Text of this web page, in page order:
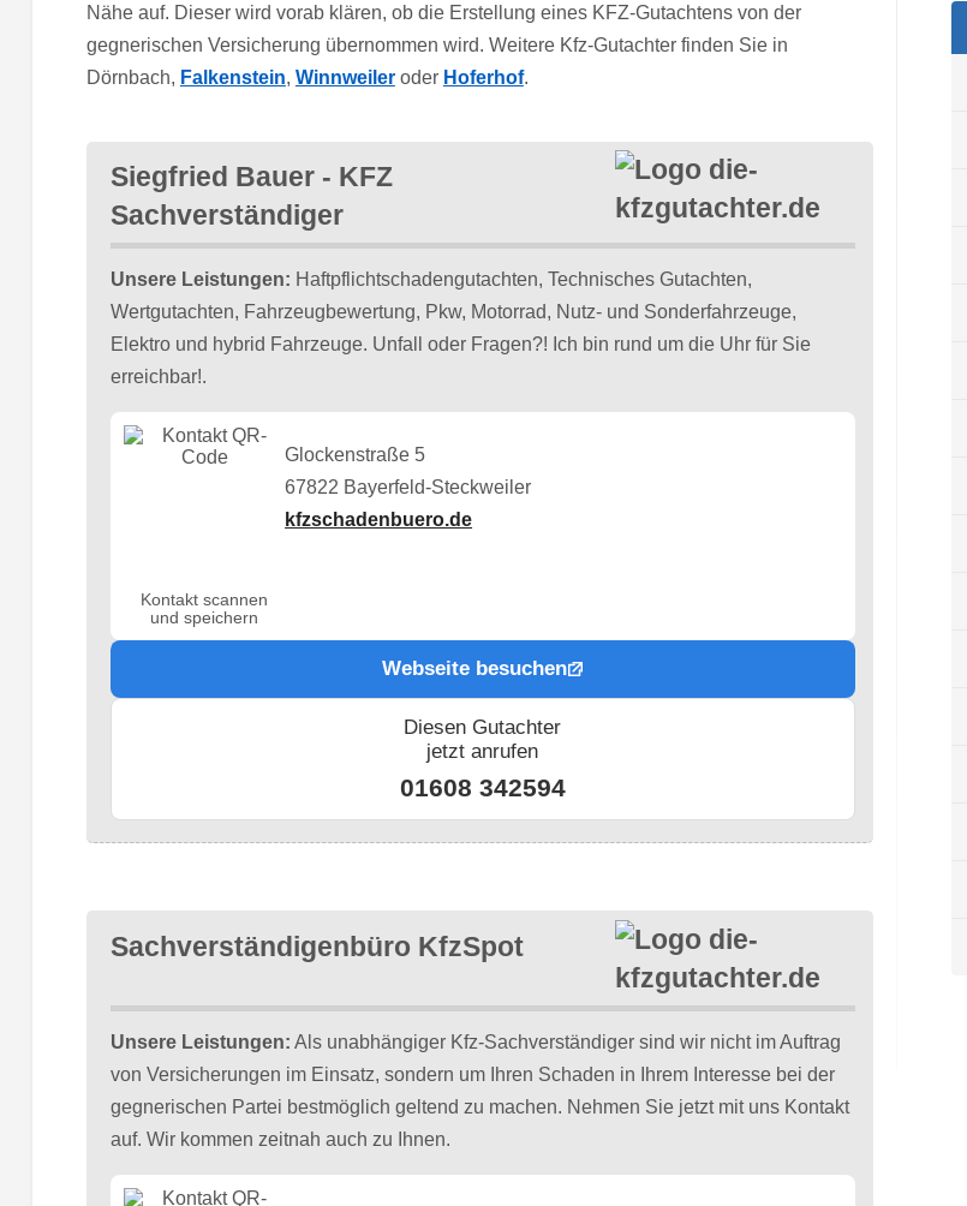
Nähe auf. Dieser wird vorab klären, ob die Erstellung eines KFZ-Gutachtens von der
gegnerischen Versicherung übernommen wird. Weitere Kfz-Gutachter finden Sie in
Dörnbach, Falkenstein, Winnweileroder Hoferhof.
Siegfried Bauer - KFZ
Sachverständiger
Unsere Leistungen: Haftpflichtschadengutachten, Technisches Gutachten,
Wertgutachten, Fahrzeugbewertung, Pkw, Motorrad, Nutz- und Sonderfahrzeuge,
Elektro und hybrid Fahrzeuge. Unfall oder Fragen?! Ich bin rund um die Uhr für Sie
erreichbar!.
Kontakt scannen
und speichern
Glockenstraße 5
67822 Bayerfeld-Steckweiler
kfzschadenbuero.de
Webseite besuchen
Diesen Gutachter
jetzt anrufen
01608 342594
Sachverständigenbüro KfzSpot
Unsere Leistungen: Als unabhängiger Kfz-Sachverständiger sind wir nicht im Auftrag
von Versicherungen im Einsatz, sondern um Ihren Schaden in Ihrem Interesse bei der
gegnerischen Partei bestmöglich geltend zu machen. Nehmen Sie jetzt mit uns Kontakt
auf. Wir kommen zeitnah auch zu Ihnen.